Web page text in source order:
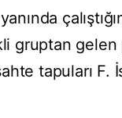
gruptan gelen
tapuları F.